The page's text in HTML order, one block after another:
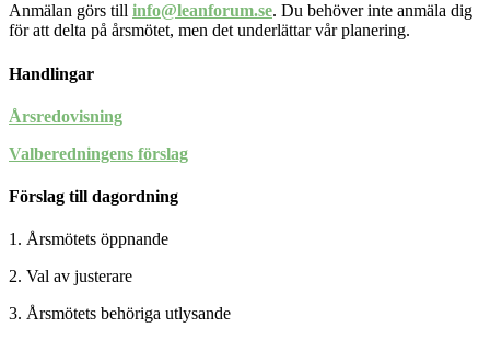
Anmälan görs till info@leanforum.se. Du behöver inte anmäla dig
för att delta på årsmötet, men det underlättar vår planering.
Handlingar
Årsredovisning
Valberedningens förslag
Förslag till dagordning
1. Årsmötets öppnande
2. Val av justerare
3. Årsmötets behöriga utlysande